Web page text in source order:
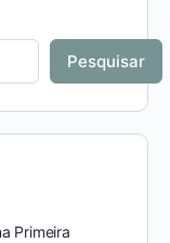
Pesquisar
Primeira